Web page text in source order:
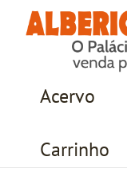
Acervo
Carrinho